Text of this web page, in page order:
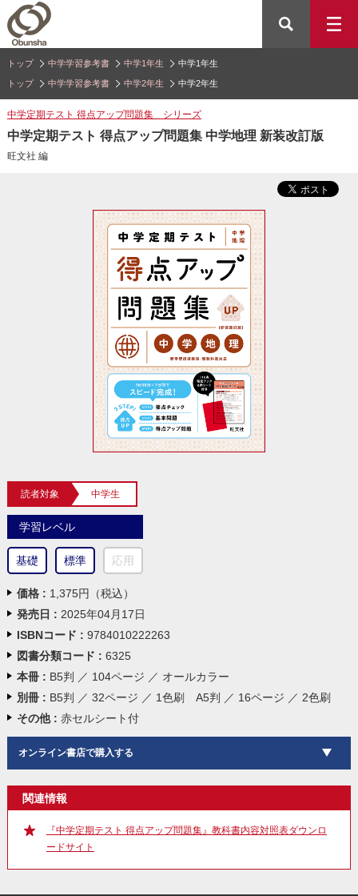
トップ 中学学習参考書 中学1年生 中学1年生
トップ 中学学習参考書 中学2年生 中学2年生
中学定期テスト 得点アップ問題集 シリーズ
中学定期テスト 得点アップ問題集 中学地理 新装改訂版
旺文社 編
読者対象 中学生
学習レベル
基礎 標準 応用
価格 : 1,375円（税込）
発売日 : 2025年04月17日
ISBNコード : 9784010222263
図書分類コード : 6325
本冊 : B5判 ／ 104ページ ／ オールカラー
別冊 : B5判 ／ 32ページ ／ 1色刷 A5判 ／ 16ページ ／ 2色刷
その他 : 赤セルシート付
オンライン書店で購入する
関連情報
『中学定期テスト 得点アップ問題集』教科書内容対照表ダウンロ
ードサイト